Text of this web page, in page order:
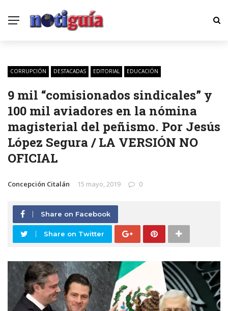
CORRUPCIÓN DESTACADAS EDITORIAL EDUCACIÓN
9 mil “comisionados sindicales” y
100 mil aviadores en la nómina
magisterial del peñismo. Por Jesús
López Segura / LA VERSIÓN NO
OFICIAL
Concepción Citalán 15 mayo, 2019 0
Share on Facebook
Share on Twitter